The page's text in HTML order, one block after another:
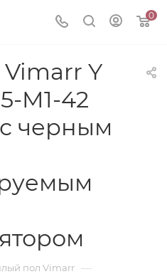
0
Y
M1-42
черным
пол Vimarr —